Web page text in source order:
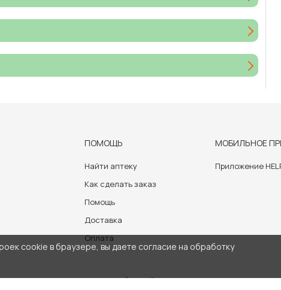
ПОМОЩЬ
Найти аптеку
Как сделать заказ
Помощь
Доставка
Оплата
МОБИЛЬНОЕ
Приложение
и не может служить заменой очной консультации врача.
cookie в браузере, вы даете согласие на обработку